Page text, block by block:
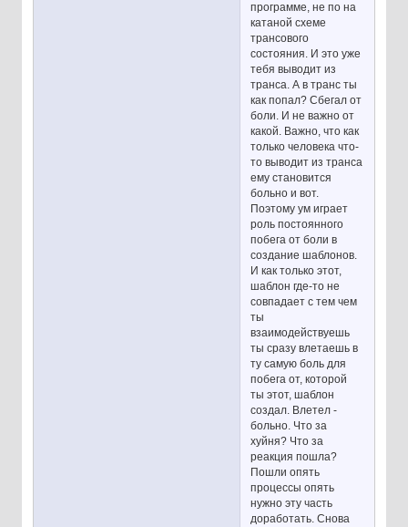
программе, не по на
катаной схеме
трансового
состояния. И это уже
тебя выводит из
транса. А в транс ты
как попал? Сбегал от
боли. И не важно от
какой. Важно, что как
только человека что-
то выводит из транса
ему становится
больно и вот.
Поэтому ум играет
роль постоянного
побега от боли в
создание шаблонов.
И как только этот,
шаблон где-то не
совпадает с тем чем
ты
взаимодействуешь
ты сразу влетаешь в
ту самую боль для
побега от, которой
ты этот, шаблон
создал. Влетел -
больно. Что за
хуйня? Что за
реакция пошла?
Пошли опять
процессы опять
нужно эту часть
доработать. Снова